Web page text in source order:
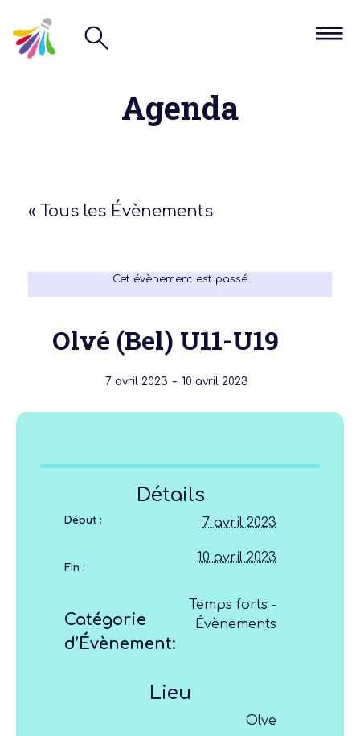
Agenda
« Tous les Évènements
Cet évènement est passé
Olvé (Bel) U11-U19
7 avril 2023 - 10 avril 2023
Détails
Début : 7 avril 2023
Fin :
10 avril 2023
Catégorie
d’Évènement:
Temps forts -
Évènements
Lieu
Olve